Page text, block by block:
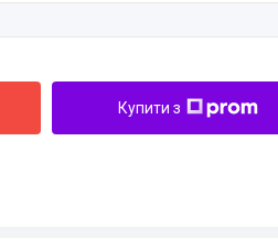
Купити з